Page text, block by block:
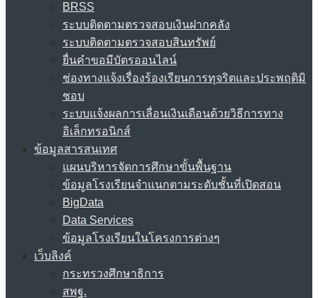
BRSS
ระบบติดตามตรวจสอบเงินฝากคลัง
ระบบติดตามตรวจสอบสินทรัพย์
ยื่นคำขอมีบัตรออนไลน์
ช่องทางแจ้งเรื่องร้องเรียนการทุจริตและประพฤติมิ
ชอบ
ระบบแจ้งผลการเลื่อนเงินเดือนด้วยวิธีการทาง
อิเล็กทรอนิกส์
ข้อมูลสารสนเทศ
แผนบริหารจัดการศึกษาขั้นพื้นฐาน
ข้อมูลโรงเรียนจำแนกตามระดับชั้นที่เปิดสอน
BigData
Data Services
ข้อมูลโรงเรียนในโครงการต่างๆ
เว็บลิงค์
กระทรวงศึกษาธิการ
สพฐ.